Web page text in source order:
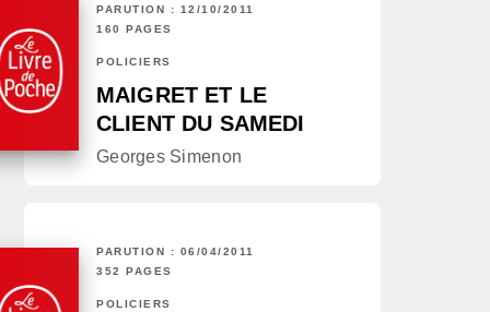
PARUTION : 12/10/2011
160 PAGES
POLICIERS
MAIGRET ET LE
CLIENT DU SAMEDI
Georges Simenon
PARUTION : 06/04/2011
352 PAGES
POLICIERS